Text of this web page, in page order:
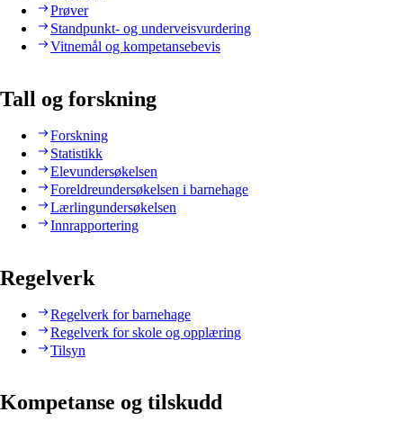
Prøver
Standpunkt- og underveisvurdering
Vitnemål og kompetansebevis
Tall og forskning
Forskning
Statistikk
Elevundersøkelsen
Foreldreundersøkelsen i barnehage
Lærlingundersøkelsen
Innrapportering
Regelverk
Regelverk for barnehage
Regelverk for skole og opplæring
Tilsyn
Kompetanse og tilskudd